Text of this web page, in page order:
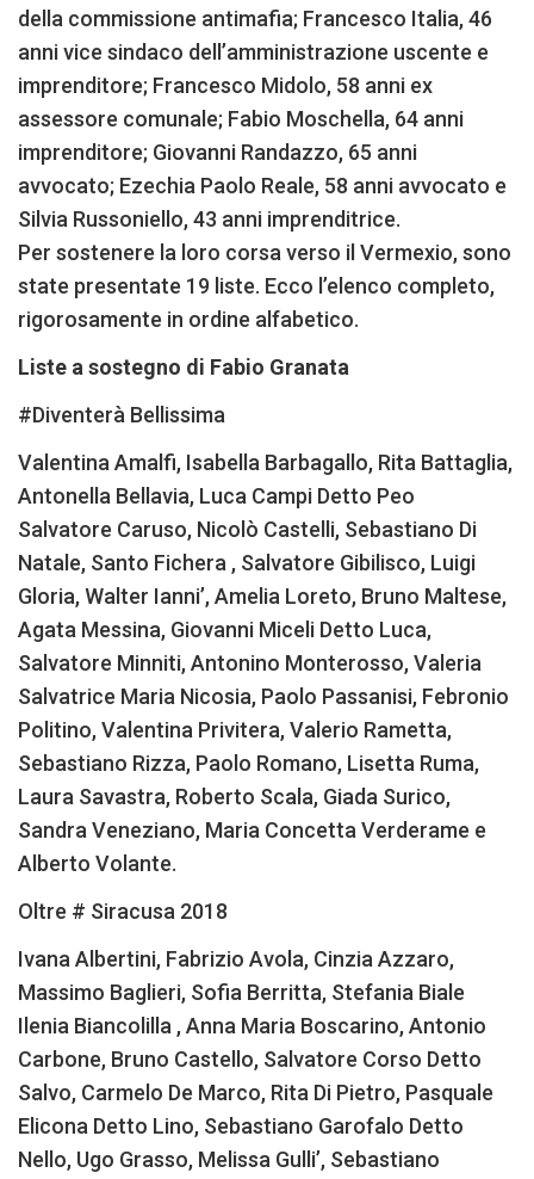
della commissione antimafia; Francesco Italia, 46
anni vice sindaco dell’amministrazione uscente e
imprenditore; Francesco Midolo, 58 anni ex
assessore comunale; Fabio Moschella, 64 anni
imprenditore; Giovanni Randazzo, 65 anni
avvocato; Ezechia Paolo Reale, 58 anni avvocato e
Silvia Russoniello, 43 anni imprenditrice.
Per sostenere la loro corsa verso il Vermexio, sono
state presentate 19 liste. Ecco l’elenco completo,
rigorosamente in ordine alfabetico.
Liste a sostegno di Fabio Granata
#Diventerà Bellissima
Valentina Amalfi, Isabella Barbagallo, Rita Battaglia,
Antonella Bellavia, Luca Campi Detto Peo
Salvatore Caruso, Nicolò Castelli, Sebastiano Di
Natale, Santo Fichera , Salvatore Gibilisco, Luigi
Gloria, Walter Ianni’, Amelia Loreto, Bruno Maltese,
Agata Messina, Giovanni Miceli Detto Luca,
Salvatore Minniti, Antonino Monterosso, Valeria
Salvatrice Maria Nicosia, Paolo Passanisi, Febronio
Politino, Valentina Privitera, Valerio Rametta,
Sebastiano Rizza, Paolo Romano, Lisetta Ruma,
Laura Savastra, Roberto Scala, Giada Surico,
Sandra Veneziano, Maria Concetta Verderame e
Alberto Volante.
Oltre # Siracusa 2018
Ivana Albertini, Fabrizio Avola, Cinzia Azzaro,
Massimo Baglieri, Sofia Berritta, Stefania Biale
Ilenia Biancolilla , Anna Maria Boscarino, Antonio
Carbone, Bruno Castello, Salvatore Corso Detto
Salvo, Carmelo De Marco, Rita Di Pietro, Pasquale
Elicona Detto Lino, Sebastiano Garofalo Detto
Nello, Ugo Grasso, Melissa Gulli’, Sebastiano